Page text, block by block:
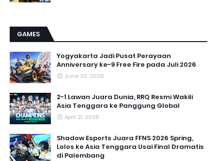
GAMES
Yogyakarta Jadi Pusat Perayaan
Anniversary ke-9 Free Fire pada Juli 2026
June 30, 2026
2-1 Lawan Juara Dunia, RRQ Resmi Wakili
Asia Tenggara ke Panggung Global
April 21, 2026
Shadow Esports Juara FFNS 2026 Spring,
Lolos ke Asia Tenggara Usai Final Dramatis
di Palembang